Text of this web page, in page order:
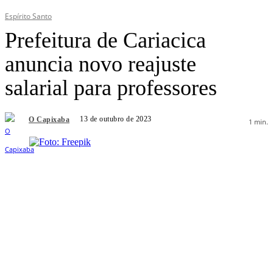
Espírito Santo
Prefeitura de Cariacica
anuncia novo reajuste
salarial para professores
O Capixaba 13 de outubro de 2023 1 min.